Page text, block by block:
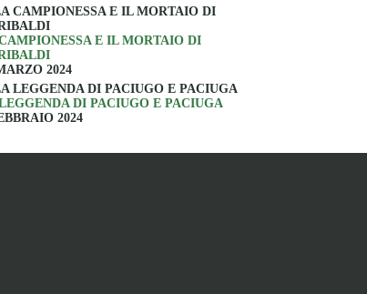
E IL MORTAIO DI
2024
DI PACIUGO E PACIUGA
2024